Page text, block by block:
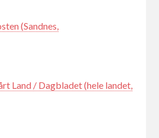
(Sandnes,
Land / Dagbladet (hele landet,